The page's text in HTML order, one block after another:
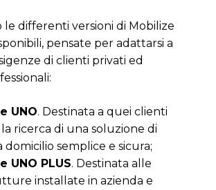
differenti versioni di Mobilize
pensate per adattarsi a
di clienti privati ed
UNO. Destinata a quei clienti
ricerca di una soluzione di
domicilio semplice e sicura;
UNO PLUS. Destinata alle
installate in azienda e